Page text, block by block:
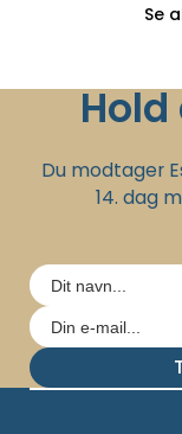
Se
Du modtager
14. dag